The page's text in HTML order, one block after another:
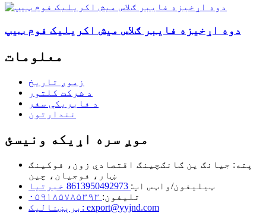
دوه اړخیزه فایبر ګلاس میش اکریلیک فوم ټیپ
معلومات
زموږ تاریخ
د شرکت کلتور
د فابریکې سفر
نندارتون
موږ سره اړیکه ونیسئ
پته: جیانګ ین ګانګچینګ اقتصادي زون، فوکینګ
ښار، فوجیان، چین
ټیلیفون/واټس اپ:
تلیفون:
برېښنالیک: export@yyjnd.com